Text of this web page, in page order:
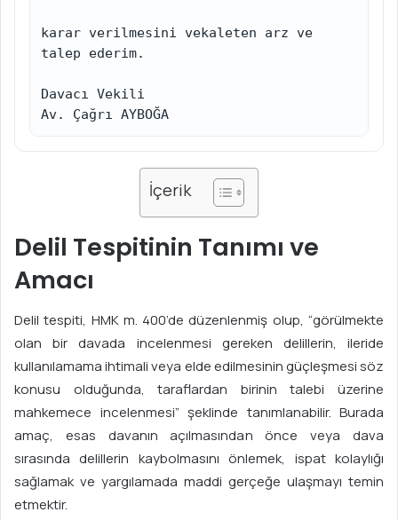
karar verilmesini vekaleten arz ve
talep ederim.
Davacı Vekili
Av. Çağrı AYBOĞA
İçerik
Delil Tespitinin Tanımı ve
Amacı
Delil tespiti, HMK m. 400’de düzenlenmiş olup, “görülmekte
olan bir davada incelenmesi gereken delillerin, ileride
kullanılamama ihtimali veya elde edilmesinin güçleşmesi söz
konusu olduğunda, taraflardan birinin talebi üzerine
mahkemece incelenmesi” şeklinde tanımlanabilir. Burada
amaç, esas davanın açılmasından önce veya dava
sırasında delillerin kaybolmasını önlemek, ispat kolaylığı
sağlamak ve yargılamada maddi gerçeğe ulaşmayı temin
etmektir.